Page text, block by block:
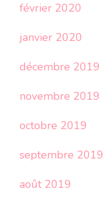
février 2020
janvier 2020
décembre 2019
novembre 2019
octobre 2019
septembre 2019
août 2019